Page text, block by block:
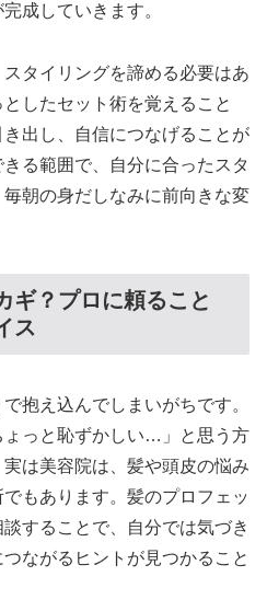
成していきます。
タイリングを諦める必要はあ
したセット術を覚えること
出し、自信につなげることが
る範囲で、自分に合ったスタ
朝の身だしなみに前向きな変
ギ？プロに頼ること
ス
抱え込んでしまいがちです。
ょっと恥ずかしい…」と思う方
は美容院は、髪や頭皮の悩み
もあります。髪のプロフェッ
することで、自分では気づき
ながるヒントが見つかること